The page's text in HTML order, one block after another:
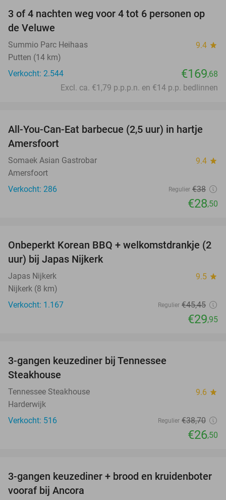
3 of 4 nachten weg voor 4 tot 6 personen op
de Veluwe
Summio Parc Heihaas 9.4 star
Putten (14 km)
Verkocht: 2.544
€169,68
Excl. ca. €1,79 p.p.p.n. en €14 p.p. bedlinnen
25%
All-You-Can-Eat barbecue (2,5 uur) in hartje
Amersfoort
Somaek Asian Gastrobar 9.4 star
Amersfoort
Verkocht: 286
Regulier €38
€28,50
34%
Onbeperkt Korean BBQ + welkomstdrankje (2
uur) bij Japas Nijkerk
Japas Nijkerk 9.5 star
Nijkerk (8 km)
Verkocht: 1.167
Regulier €45,45
€29,95
3-gangen keuzediner bij Tennessee
Steakhouse
Tennessee Steakhouse 9.6 star
Harderwijk
Verkocht: 516
Regulier €38,70
€26,50
29%
3-gangen keuzediner + brood en kruidenboter
vooraf bij Ancora